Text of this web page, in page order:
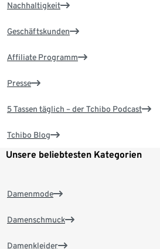
Nachhaltigkeit
Geschäftskunden
Affiliate Programm
Presse
5 Tassen täglich – der Tchibo Podcast
Tchibo Blog
Unsere beliebtesten Kategorien
Damenmode
Damenschmuck
Damenkleider